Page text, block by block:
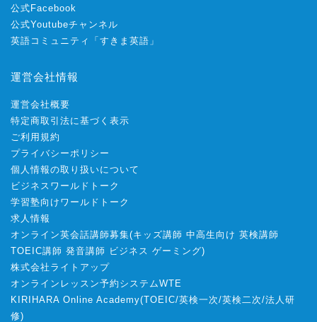
公式Facebook
公式Youtubeチャンネル
英語コミュニティ「すきま英語」
運営会社情報
運営会社概要
特定商取引法に基づく表示
ご利用規約
プライバシーポリシー
個人情報の取り扱いについて
ビジネスワールドトーク
学習塾向けワールドトーク
求人情報
オンライン英会話講師募集(キッズ講師 中高生向け 英検講師
TOEIC講師 発音講師 ビジネス ゲーミング)
株式会社ライトアップ
オンラインレッスン予約システムWTE
KIRIHARA Online Academy(TOEIC/英検一次/英検二次/法人研
修)